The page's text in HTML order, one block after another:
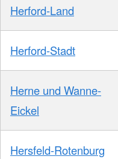
Herford-Land
Herford-Stadt
Herne und Wanne-
Eickel
Hersfeld-Rotenburg